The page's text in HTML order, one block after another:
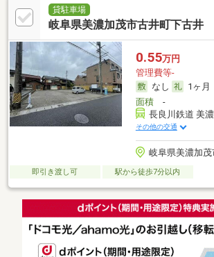
貸駐車場
岐阜県美濃加茂市古井町下古井
0.55万円
管理費等-
なし
1ヶ月
面積-
長良川鉄道 美
その他の交通
岐阜県美濃加
即引き渡し可 駅から徒歩7分以内